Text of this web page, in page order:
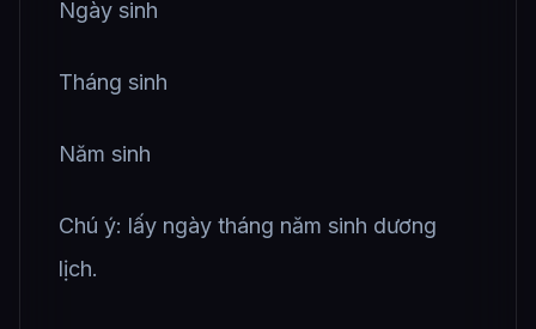
Ngày sinh
Tháng sinh
Năm sinh
Chú ý: lấy ngày tháng năm sinh dương
lịch.